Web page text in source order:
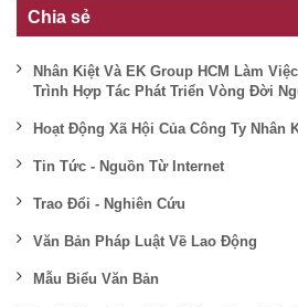
Chia sẻ
Nhân Kiệt Và EK Group HCM Làm
Trình Hợp Tác Phát Triển Vòng Đời
Hoạt Động Xã Hội Của Công Ty Nhân
Tin Tức - Nguồn Từ Internet
Trao Đổi - Nghiên Cứu
Văn Bản Pháp Luật Về Lao Động
Mẫu Biểu Văn Bản